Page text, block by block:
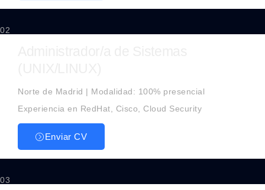
02
Norte de Madrid | Modalidad: 100% presencial
Experiencia en RedHat, Cisco, Cloud Security
Enviar CV
03